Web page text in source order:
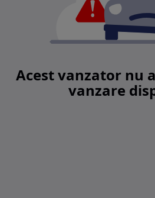
Acest vanzator nu
vanzare